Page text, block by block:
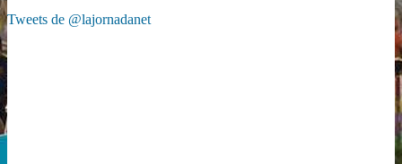
Tweets de @lajornadanet